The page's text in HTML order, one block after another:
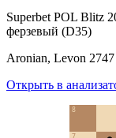
Superbet POL Blitz
ферзевый (D35)
Aronian, Levon 2747
Открыть в
7
8